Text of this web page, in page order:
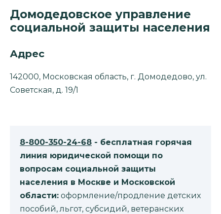
Домодедовское управление
социальной защиты населения
Адрес
142000, Московская область, г. Домодедово, ул.
Советская, д. 19/1
8-800-350-24-68 - бесплатная горячая
линия юридической помощи по
вопросам социальной защиты
населения в Москве и Московской
области: оформление/продление детских
пособий, льгот, субсидий, ветеранских